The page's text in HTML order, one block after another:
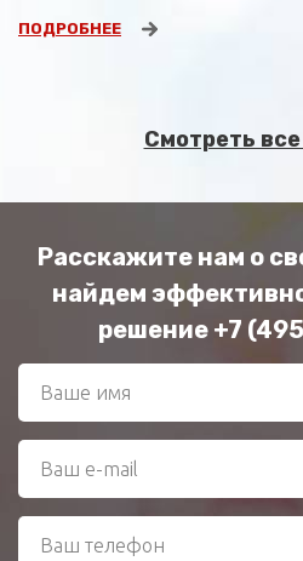
ПОДРОБНЕЕ
Смотреть
Расскажите нам о
найдем
решение +7